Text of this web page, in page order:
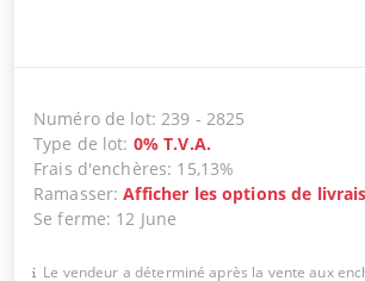
Numéro de lot:239 - 2825
Type de lot: 0% T.V.A.
Frais d'enchères: 15,13%
Ramasser:Afficher les options de
Se ferme: 12 June
Le vendeur a déterminé après la vente aux